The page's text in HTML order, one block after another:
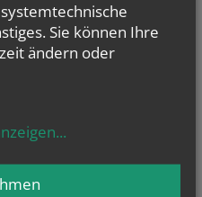
Sie können Ihre
ändern oder
...